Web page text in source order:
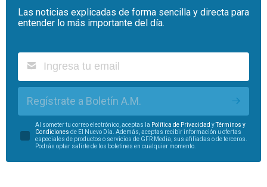
Las noticias explicadas de forma sencilla y directa para
entender lo más importante del día.
Regístrate a Boletín A.M.
Al someter tu correo electrónico, aceptas la Política de Privacidad yTérminos y
Condiciones de El Nuevo Día. Además, aceptas recibir información u ofertas
especiales de productos o servicios de GFR Media, sus afiliadas o de terceros.
Podrás optar salirte de los boletines en cualquier momento.